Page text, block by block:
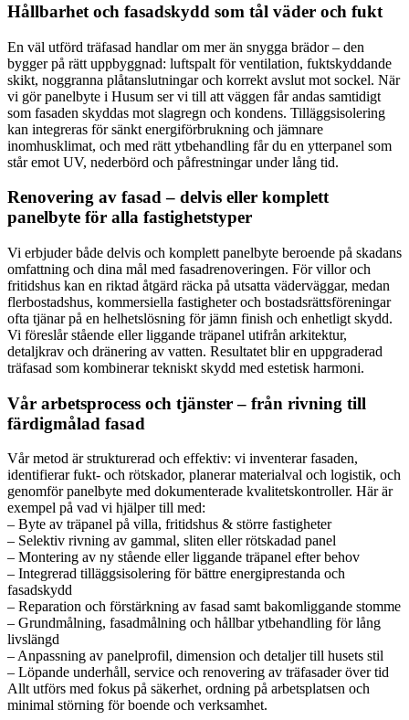
Hållbarhet och fasadskydd som tål väder och fukt
En väl utförd träfasad handlar om mer än snygga brädor – den
bygger på rätt uppbyggnad: luftspalt för ventilation, fuktskyddande
skikt, noggranna plåtanslutningar och korrekt avslut mot sockel. När
vi gör panelbyte i Husum ser vi till att väggen får andas samtidigt
som fasaden skyddas mot slagregn och kondens. Tilläggsisolering
kan integreras för sänkt energiförbrukning och jämnare
inomhusklimat, och med rätt ytbehandling får du en ytterpanel som
står emot UV, nederbörd och påfrestningar under lång tid.
Renovering av fasad – delvis eller komplett
panelbyte för alla fastighetstyper
Vi erbjuder både delvis och komplett panelbyte beroende på skadans
omfattning och dina mål med fasadrenoveringen. För villor och
fritidshus kan en riktad åtgärd räcka på utsatta väderväggar, medan
flerbostadshus, kommersiella fastigheter och bostadsrättsföreningar
ofta tjänar på en helhetslösning för jämn finish och enhetligt skydd.
Vi föreslår stående eller liggande träpanel utifrån arkitektur,
detaljkrav och dränering av vatten. Resultatet blir en uppgraderad
träfasad som kombinerar tekniskt skydd med estetisk harmoni.
Vår arbetsprocess och tjänster – från rivning till
färdigmålad fasad
Vår metod är strukturerad och effektiv: vi inventerar fasaden,
identifierar fukt- och rötskador, planerar materialval och logistik, och
genomför panelbyte med dokumenterade kvalitetskontroller. Här är
exempel på vad vi hjälper till med:
– Byte av träpanel på villa, fritidshus & större fastigheter
– Selektiv rivning av gammal, sliten eller rötskadad panel
– Montering av ny stående eller liggande träpanel efter behov
– Integrerad tilläggsisolering för bättre energiprestanda och
fasadskydd
– Reparation och förstärkning av fasad samt bakomliggande stomme
– Grundmålning, fasadmålning och hållbar ytbehandling för lång
livslängd
– Anpassning av panelprofil, dimension och detaljer till husets stil
– Löpande underhåll, service och renovering av träfasader över tid
Allt utförs med fokus på säkerhet, ordning på arbetsplatsen och
minimal störning för boende och verksamhet.